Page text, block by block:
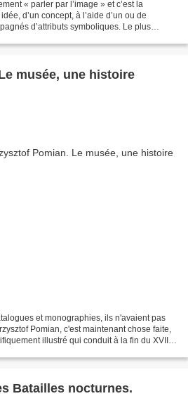
« parler par l’image » et c’est la
d’un concept, à l’aide d’un ou de
d’attributs symboliques. Le plus
musée, une histoire
et monographies, ils n'avaient pas
Pomian, c'est maintenant chose faite,
illustré qui conduit à la fin du XVIIIe
Batailles nocturnes.